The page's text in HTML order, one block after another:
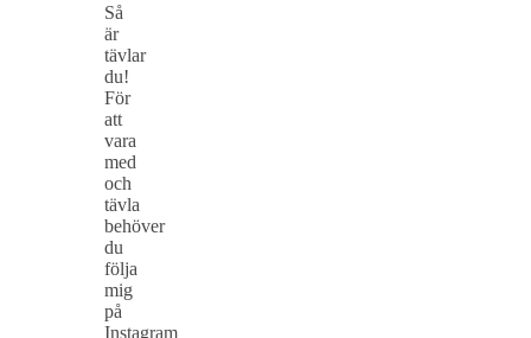
Så
är
tävlar
du!
För
att
vara
med
och
tävla
behöver
du
följa
mig
på
Instagram